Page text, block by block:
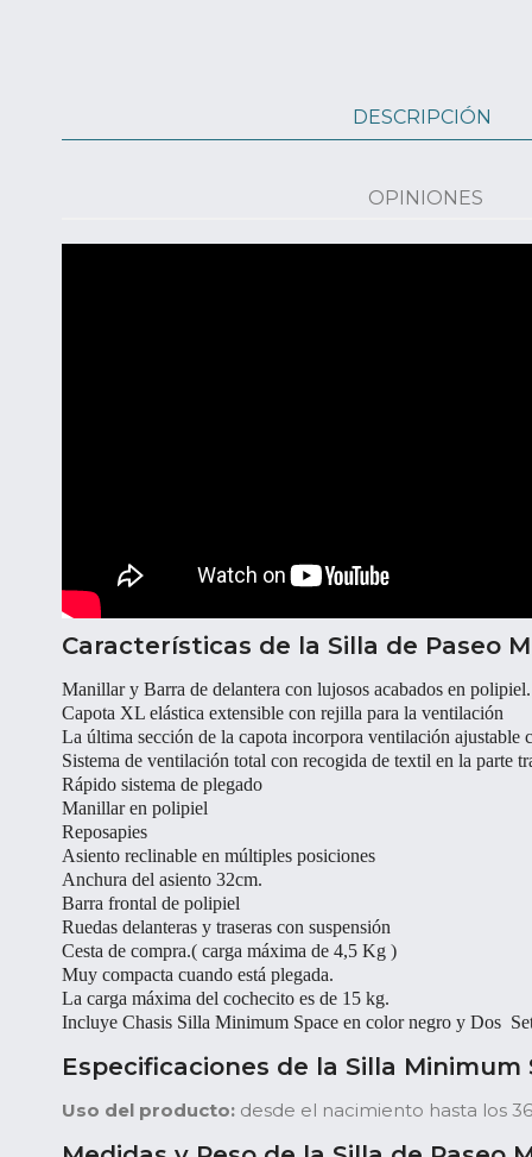
DESCRIPCIÓN
OPINIONES
Características de la Silla de Paseo
Manillar y Barra de delantera con lujosos acabados en polipiel.
Capota XL elástica extensible con rejilla para la ventilación
La última sección de la capota incorpora ventilación ajustable
Sistema de ventilación total con recogida de textil en la parte
Rápido sistema de plegado
Manillar en polipiel
Reposapies
Asiento reclinable en múltiples posiciones
Anchura del asiento 32cm.
Barra frontal de polipiel
Ruedas delanteras y traseras con suspensión
Cesta de compra.( carga máxima de 4,5 Kg )
Muy compacta cuando está plegada.
La carga máxima del cochecito es de 15 kg.
Incluye Chasis Silla Minimum Space en color negro y Dos
Especificaciones de la Silla
Uso del producto: desde el nacimiento hasta los